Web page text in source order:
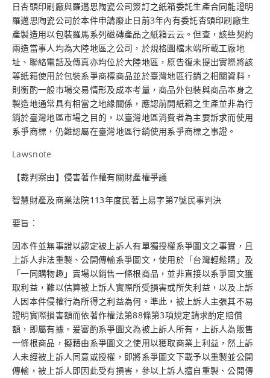
日杏頭印刷廠與羅邁思陶瓷公司簽訂之紙箱委託生產合同能證明
羅邁思陶瓷公司於本件申請廢止日前3年內有委託杏頭印刷廠生
產製造用以包裝羅馬系列磁磚產品之紙箱云云。但查，該些契約
兩造當事人均為大陸地區之公司，於規格圖檔末端所載工廠地
址、聯絡電話及傳真亦均位於大陸地區，原告復未提出實際將該
等紙箱使用於包裝系爭商標商品並於臺灣地區行銷之相關資料，
則衡酌一般市場交易情形及成本考量，商品外包裝與商品本身之
製造地通常具有相當之地緣關係，應認前開紙箱之生產並非為行
銷於臺灣地區市場之目的，以臺灣地區消費者為主要訴求而使用
系爭商標，仍難認屬在臺灣地區行銷使用系爭商標之事證。
Lawsnote
【裁判案由】侵害著作權有關財產權爭議
智慧財產及商業法院113年度民著上易字第7號民事判決
要旨：
因本件並無事證以認定被上訴人有單獨授權系爭圖文之事實，且
上訴人非法重製、公開傳輸系爭圖文，使用於「台灣輕鬆購」及
「一同購物趣」賣場以銷售一條根商品，並非直接以系爭圖文獲
取利益，難以估算被上訴人實際所受損害或所失利益，以及上訴
人因本件侵權行為所得之利益為何。準此，被上訴人主張其不易
證明實際損害額而依著作權法第88條第3項規定請求酌定賠償
額，即屬有據。爰審酌系爭圖文為被上訴人所有，上訴人為販售
一條根商品，擬藉由系爭圖文之使用以獲取商業上利益，然上訴
人未經被上訴人同意或授權，即將系爭圖文下載予以重製並公開
傳輸，被上訴人即因此受有損害，參以上訴人擅自重製、公開傳